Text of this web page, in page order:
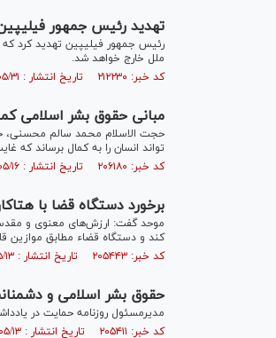
تهدید رئیس جمهور
رئیس جمهور فیلیپین تهدید کرد که
ملل خارج خواهد شد.
کد خبر: ۲۱۲۲۳۰ تاریخ انتشار : ۱۳۹۵/۰۵/۳۱
مبانی حقوق بشر اسلامی
حجت الاسلام محمد سالم محسنی،
تواند انسان را به کمال برساند
کد خبر: ۲۰۶۱۸۰ تاریخ انتشار : ۱۳۹۵/۰۵/۱۶
برخورد دستگاه قضا با
موحد گفت: ارزش‌های معنوی و
کند و دستگاه قضاء مطابق موازین
کد خبر: ۲۰۵۴۴۳ تاریخ انتشار : ۱۳۹۵/۰۵/۱۳
حقوق بشر اسلامی و
مدیرمسئول روزنامه حمایت در
کد خبر: ۲۰۵۴۱۱ تاریخ انتشار : ۱۳۹۵/۰۵/۱۳